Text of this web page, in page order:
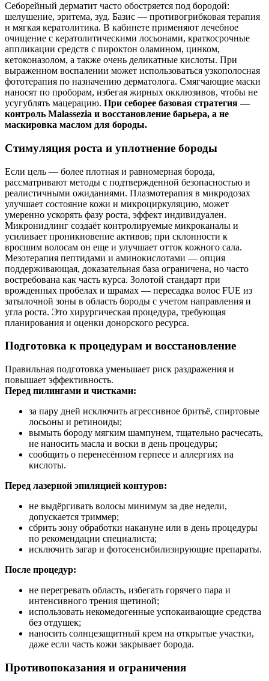
Себорейный дерматит часто обостряется под бородой:
шелушение, эритема, зуд. Базис — противогрибковая терапия
и мягкая кератолитика. В кабинете применяют лечебное
очищение с кератолитическими лосьонами, краткосрочные
аппликации средств с пироктон оламином, цинком,
кетоконазолом, а также очень деликатные кислоты. При
выраженном воспалении может использоваться узкополосная
фототерапия по назначению дерматолога. Смягчающие маски
наносят по проборам, избегая жирных окклюзивов, чтобы не
усугублять мацерацию. При себорее базовая стратегия —
контроль Malassezia и восстановление барьера, а не
маскировка маслом для бороды.
Стимуляция роста и уплотнение бороды
Если цель — более плотная и равномерная борода,
рассматривают методы с подтвержденной безопасностью и
реалистичными ожиданиями. Плазмотерапия в микродозах
улучшает состояние кожи и микроциркуляцию, может
умеренно ускорять фазу роста, эффект индивидуален.
Микронидлинг создаёт контролируемые микроканалы и
усиливает проникновение активов; при склонности к
вросшим волосам он еще и улучшает отток кожного сала.
Мезотерапия пептидами и аминокислотами — опция
поддерживающая, доказательная база ограничена, но часто
востребована как часть курса. Золотой стандарт при
врожденных пробелах и шрамах — пересадка волос FUE из
затылочной зоны в область бороды с учетом направления и
угла роста. Это хирургическая процедура, требующая
планирования и оценки донорского ресурса.
Подготовка к процедурам и восстановление
Правильная подготовка уменьшает риск раздражения и
повышает эффективность.
Перед пилингами и чистками:
за пару дней исключить агрессивное бритьё, спиртовые
лосьоны и ретиноиды;
вымыть бороду мягким шампунем, тщательно расчесать,
не наносить масла и воски в день процедуры;
сообщить о перенесённом герпесе и аллергиях на
кислоты.
Перед лазерной эпиляцией контуров:
не выдёргивать волосы минимум за две недели,
допускается триммер;
сбрить зону обработки накануне или в день процедуры
по рекомендации специалиста;
исключить загар и фотосенсибилизирующие препараты.
После процедур:
не перегревать область, избегать горячего пара и
интенсивного трения щетиной;
использовать некомедогенные успокаивающие средства
без отдушек;
наносить солнцезащитный крем на открытые участки,
даже если часть кожи закрывает борода.
Противопоказания и ограничения